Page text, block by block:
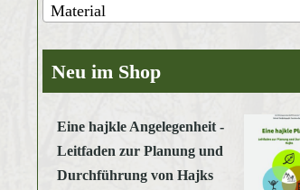
Material
Neu im Shop
Eine hajkle Angelegenheit -
Leitfaden zur Planung und
Durchführung von Hajks